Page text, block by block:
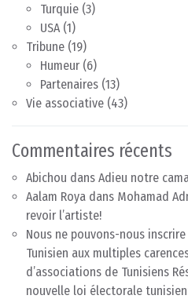
Turquie (3)
USA(1)
Tribune (19)
Humeur (6)
Partenaires (13)
Vie associative (43)
Commentaires récents
Abichou dans Adieu notre
Aalam Roya dans Mohamad
revoir l’artiste!
Nous ne pouvons-nous
Tunisien aux multiples
d’associations de Tunisiens
nouvelle loi électorale